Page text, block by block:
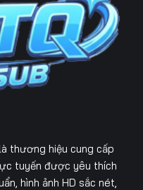
thương hiệu cung cấp
tuyến được yêu thích
hình ảnh HD sắc nét,